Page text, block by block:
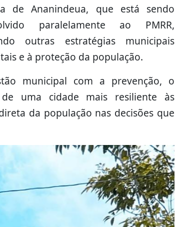
de Ananindeua, que está sendo
paralelamente ao PMRR,
outras estratégias municipais
e à proteção da população.
municipal com a prevenção, o
uma cidade mais resiliente às
da população nas decisões que